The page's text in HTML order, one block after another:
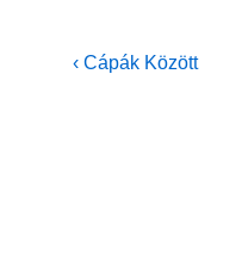
Bejegyzés
Previous
‹ Cápák Között